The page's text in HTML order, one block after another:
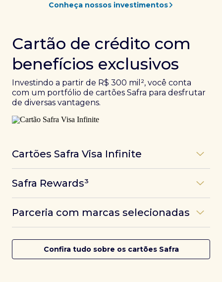
Conheça nossos investimentos
Cartão de crédito com
benefícios exclusivos
Investindo a partir de R$ 300 mil², você conta
com um portfólio de cartões Safra para desfrutar
de diversas vantagens.
Cartões Safra Visa Infinite
experiências refinadas a benefícios únicos, como
converte seus investimentos em limite no cartão e
conta com acesso a mais de 1.400 salas VIP Dragon
Pass ao redor do mundo.
Safra Rewards³
das melhores pontuações do mercado.
Parceria com marcas selecionadas
cartões Safra.
Confira tudo sobre os cartões Safra